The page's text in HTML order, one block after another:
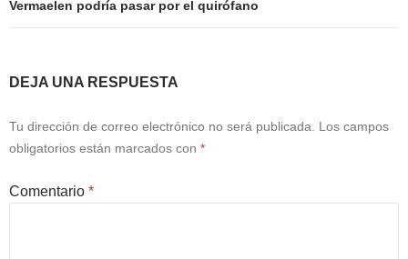
Vermaelen podría pasar por el quirófano
DEJA UNA RESPUESTA
Tu dirección de correo electrónico no será publicada.
Los campos
obligatorios están marcados con *
Comentario *